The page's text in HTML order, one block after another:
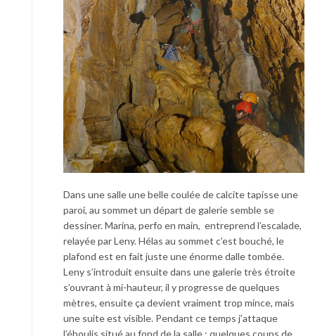
Dans une salle une belle coulée de calcite tapisse une
paroi, au sommet un départ de galerie semble se
dessiner. Marina, perfo en main, entreprend l’escalade,
relayée par Leny. Hélas au sommet c’est bouché, le
plafond est en fait juste une énorme dalle tombée.
Leny s’introduit ensuite dans une galerie très étroite
s’ouvrant à mi-hauteur, il y progresse de quelques
mètres, ensuite ça devient vraiment trop mince, mais
une suite est visible. Pendant ce temps j’attaque
l’éboulis situé au fond de la salle ; quelques coups de